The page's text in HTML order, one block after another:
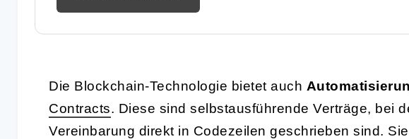
Die Blockchain-Technologie bietet auch
Contracts. Diese sind selbstausführende Verträge, bei
Vereinbarung direkt in Codezeilen geschrieben sind.